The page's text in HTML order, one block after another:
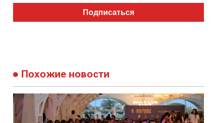
Подписаться
Похожие новости